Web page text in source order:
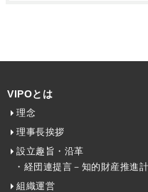
VIPOとは
理念
理事長挨拶
設立趣旨・沿革
・経団連提言－知的財産推進
組織運営